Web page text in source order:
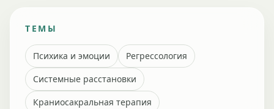
ТЕМЫ
Психика и эмоции
Регрессология
Системные расстановки
Краниосакральная терапия